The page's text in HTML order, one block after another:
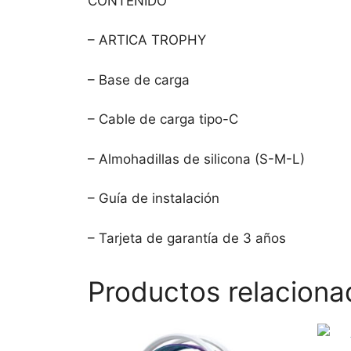
– ARTICA TROPHY
– Base de carga
– Cable de carga tipo-C
– Almohadillas de silicona (S-M-L)
– Guía de instalación
– Tarjeta de garantía de 3 años
Productos